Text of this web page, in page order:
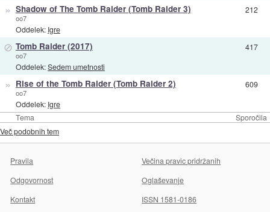
Tema Sporočila
» Shadow of The Tomb Raider (Tomb Raider 3)
oo7
Oddelek: Igre
212
⊘ Tomb Raider (2017)
oo7
Oddelek:Sedem umetnosti
417
» Rise of the Tomb Raider (Tomb Raider 2)
oo7
Oddelek: Igre
609
Več podobnih tem
Pravila
Večina pravic pridržanih
Odgovornost
Oglaševanje
Kontakt
ISSN 1581-0186